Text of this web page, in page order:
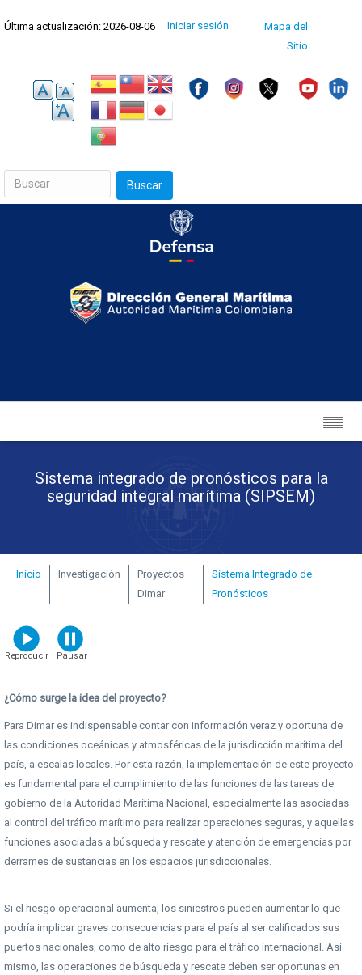
al
Última actualización: 2026-08-06 Menú
Iniciar sesión
Mapa del
Sitio
Buscar
Sistema integrado de pronósticos para la
seguridad integral marítima (SIPSEM)
Inicio Investigación
Proyectos
Dimar
Sistema Integrado de
Pronósticos
¿Cómo surge la idea del proyecto?
Para Dimar es indispensable contar con información veraz y oportuna de
las condiciones oceánicas y atmosféricas de la jurisdicción marítima del
país, a escalas locales. Por esta razón, la implementación de este proyecto
es fundamental para el cumplimiento de las funciones de las tareas de
gobierno de la Autoridad Marítima Nacional, especialmente las asociadas
al control del tráfico marítimo para realizar operaciones seguras, y aquellas
funciones asociadas a búsqueda y rescate y atención de emergencias por
derrames de sustancias en los espacios jurisdiccionales.
Si el riesgo operacional aumenta, los siniestros pueden aumentar lo que
podría implicar graves consecuencias para el país al ser calificados sus
puertos nacionales, como de alto riesgo para el tráfico internacional. Así
mismo, las operaciones de búsqueda y rescate deben ser oportunas en